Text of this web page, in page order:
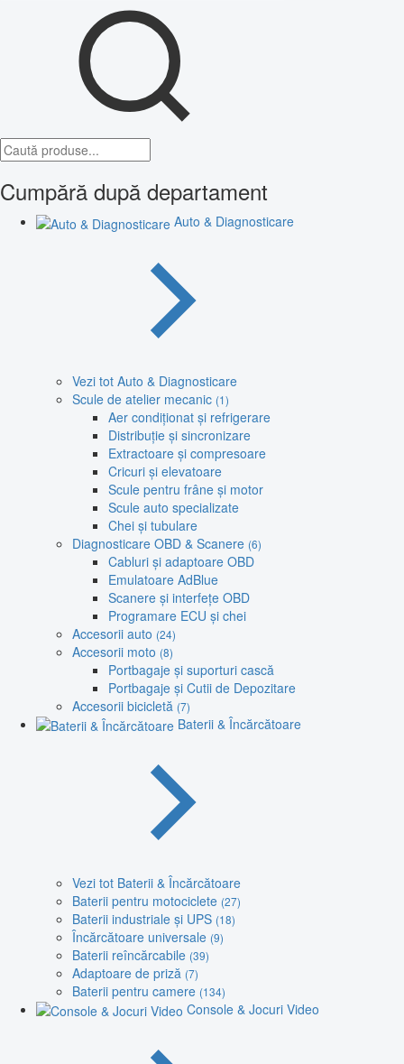
Cumpără după departament
Auto & Diagnosticare
Vezi tot Auto & Diagnosticare
Scule de atelier mecanic (1)
Aer condiționat și refrigerare
Distribuție și sincronizare
Extractoare și compresoare
Cricuri și elevatoare
Scule pentru frâne și motor
Scule auto specializate
Chei și tubulare
Diagnosticare OBD & Scanere (6)
Cabluri și adaptoare OBD
Emulatoare AdBlue
Scanere și interfețe OBD
Programare ECU și chei
Accesorii auto (24)
Accesorii moto (8)
Portbagaje și suporturi cască
Portbagaje și Cutii de Depozitare
Accesorii bicicletă (7)
Baterii & Încărcătoare
Vezi tot Baterii & Încărcătoare
Baterii pentru motociclete (27)
Baterii industriale și UPS (18)
Încărcătoare universale (9)
Baterii reîncărcabile (39)
Adaptoare de priză (7)
Baterii pentru camere (134)
Console & Jocuri Video